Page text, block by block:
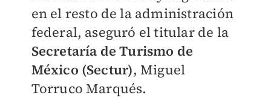
en el resto de la administración
federal, aseguró el titular de la
Secretaría de Turismo de
México (Sectur), Miguel
Torruco Marqués.